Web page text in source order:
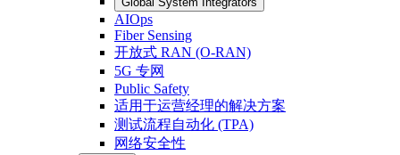
AIOps
Fiber Sensing
开放式 RAN (O-RAN)
5G 专网
Public Safety
适用于运营经理的解决方案
测试流程自动化 (TPA)
网络安全性